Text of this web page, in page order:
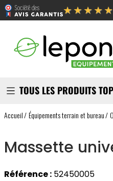
★★★★★
TOUS LES PRODUITS
Accueil Équipements terrain et bureau
Massette
Référence : 52450005